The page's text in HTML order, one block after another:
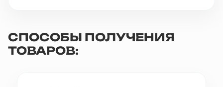
СПОСОБЫ ПОЛУЧЕНИЯ
ТОВАРОВ: